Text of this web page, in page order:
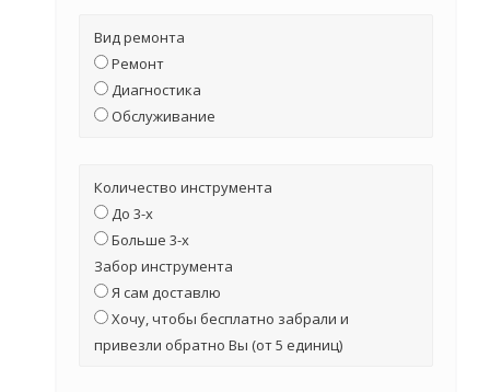
Вид ремонта
Ремонт
Диагностика
Обслуживание
Количество инструмента
До 3-х
Больше 3-х
Забор инструмента
Я сам доставлю
Хочу, чтобы бесплатно забрали и
привезли обратно Вы (от 5 единиц)